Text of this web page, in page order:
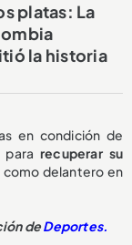
platas: La
la historia
en condición de
recuperar su
como delantero en
deDeportes.